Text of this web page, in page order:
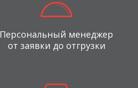
Персональный менеджер
от заявки до отгрузки